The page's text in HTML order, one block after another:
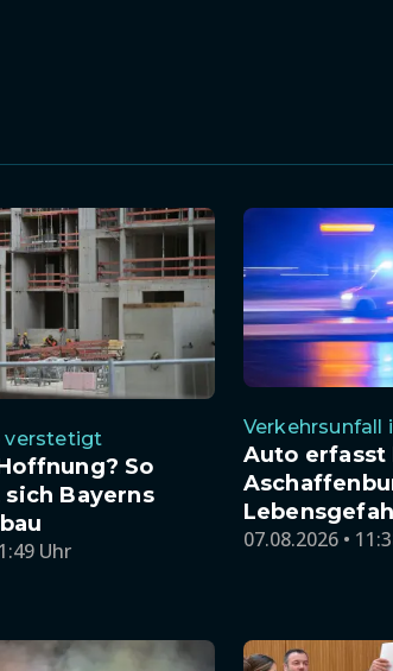
verstetigt
So
Bayerns
Uhr
Verkehrsunfall
Auto erfasst
07.08.2026 •